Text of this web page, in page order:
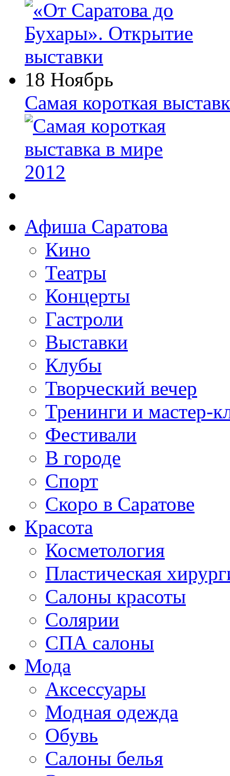
18 Ноябрь
Самая короткая
Афиша Саратова
Кино
Театры
Концерты
Гастроли
Выставки
Клубы
Творческий вечер
Тренинги и мастер-
Фестивали
В городе
Спорт
Скоро в Саратове
Красота
Косметология
Пластическая
Салоны красоты
Солярии
СПА салоны
Мода
Аксессуары
Модная одежда
Обувь
Салоны белья